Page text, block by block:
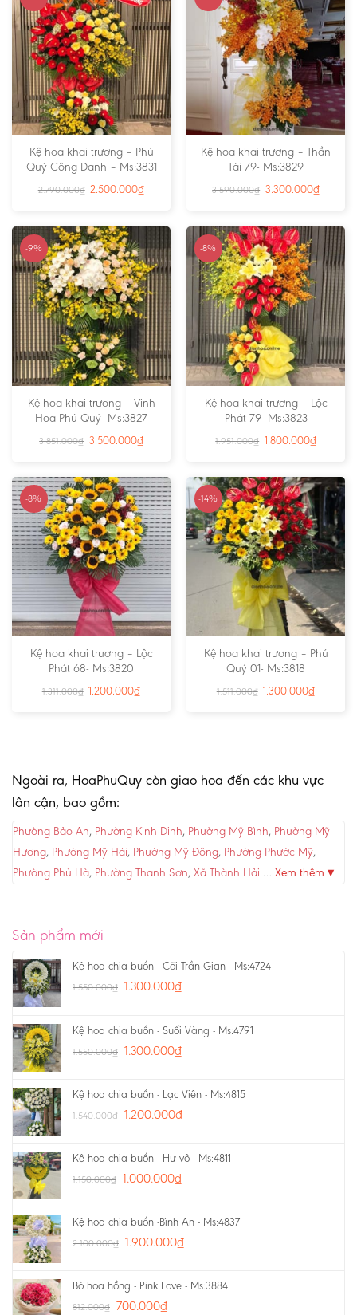
Kệ hoa khai trương – Phú
Quý Công Danh – Ms:3831
2.790.000₫ 2.500.000₫
Kệ hoa khai trương – Thần
Tài 79- Ms:3829
3.590.000₫ 3.300.000₫
-9%
Kệ hoa khai trương – Vinh
Hoa Phú Quý- Ms:3827
3.851.000₫ 3.500.000₫
-8%
Kệ hoa khai trương – Lộc
Phát 79- Ms:3823
1.951.000₫ 1.800.000₫
-8%
Kệ hoa khai trương – Lộc
Phát 68- Ms:3820
1.311.000₫ 1.200.000₫
-14%
Kệ hoa khai trương – Phú
Quý 01- Ms:3818
1.511.000₫ 1.300.000₫
Ngoài ra, HoaPhuQuy còn giao hoa đến các khu vực
lân cận, bao gồm:
Phường Bảo An, Phường Kinh Dinh, Phường Mỹ Bình, Phường Mỹ
Hương, Phường Mỹ Hải, Phường Mỹ Đông, Phường Phước Mỹ,
Phường Phủ Hà, Phường Thanh Sơn, Xã Thành Hải … Xem thêm ▾.
Sản phẩm mới
Kệ hoa chia buồn - Cõi Trần Gian - Ms:4724
1.550.000₫ 1.300.000₫
Kệ hoa chia buồn - Suối Vàng - Ms:4791
1.550.000₫ 1.300.000₫
Kệ hoa chia buồn - Lạc Viên - Ms:4815
1.540.000₫ 1.200.000₫
Kệ hoa chia buồn - Hư vô - Ms:4811
1.150.000₫ 1.000.000₫
Kệ hoa chia buồn -Bình An - Ms:4837
2.100.000₫ 1.900.000₫
Bó hoa hồng - Pink Love - Ms:3884
812.000₫ 700.000₫